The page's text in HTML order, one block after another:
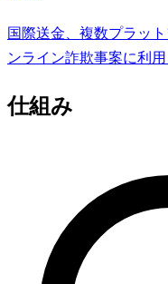
国際送金、複数プラッ
ンライン詐欺事案に利用
仕組み